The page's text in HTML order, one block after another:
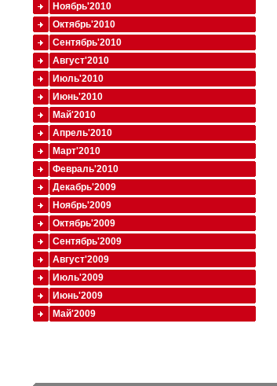
Ноябрь'2010
Октябрь'2010
Сентябрь'2010
Август'2010
Июль'2010
Июнь'2010
Май'2010
Апрель'2010
Март'2010
Февраль'2010
Декабрь'2009
Ноябрь'2009
Октябрь'2009
Сентябрь'2009
Август'2009
Июль'2009
Июнь'2009
Май'2009